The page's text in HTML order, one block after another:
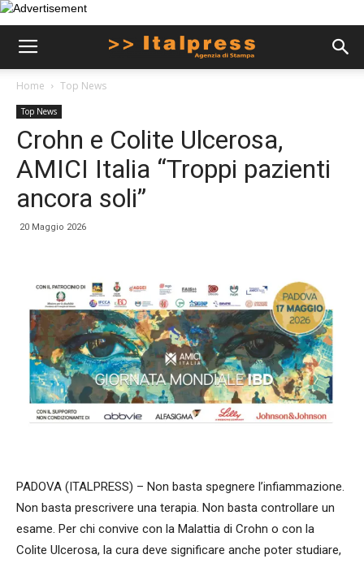
Home Top News
Top News
Crohn e Colite Ulcerosa,
AMICI Italia “Troppi pazienti
ancora soli”
20 Maggio 2026
PADOVA (ITALPRESS) – Non basta spegnere l’infiammazione.
Non basta prescrivere una terapia. Non basta controllare un
esame. Per chi convive con la Malattia di Crohn o con la
Colite Ulcerosa, la cura deve significare anche poter studiare,